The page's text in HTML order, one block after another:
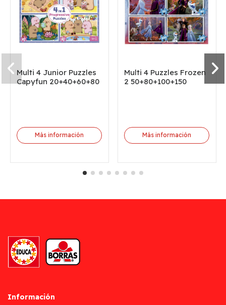
Multi 4 Junior Puzzles
Capyfun 20+40+60+80
Más información
Multi 4 Puzzles Frozen
2 50+80+100+150
Más información
Información